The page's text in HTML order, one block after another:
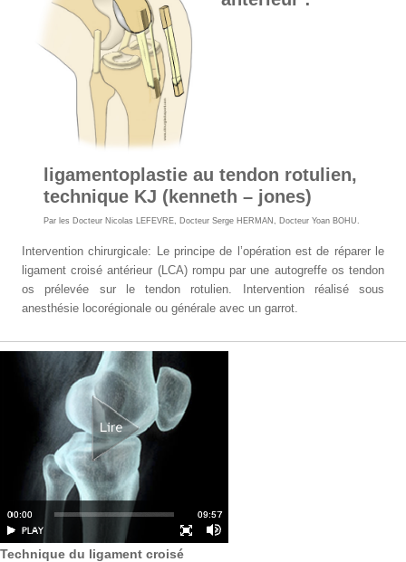
ligamentoplastie au tendon rotulien,
technique KJ (kenneth – jones)
Par les Docteur Nicolas LEFEVRE Docteur Serge HERMAN Docteur Yoan BOHU
Intervention chirurgicale: Le principe de l’opération est de réparer le
ligament croisé antérieur (LCA) rompu par une autogreffe os tendon
os prélevée sur le tendon rotulien. Intervention réalisé sous
anesthésie locorégionale ou générale avec un garrot.
Technique du ligament croisé